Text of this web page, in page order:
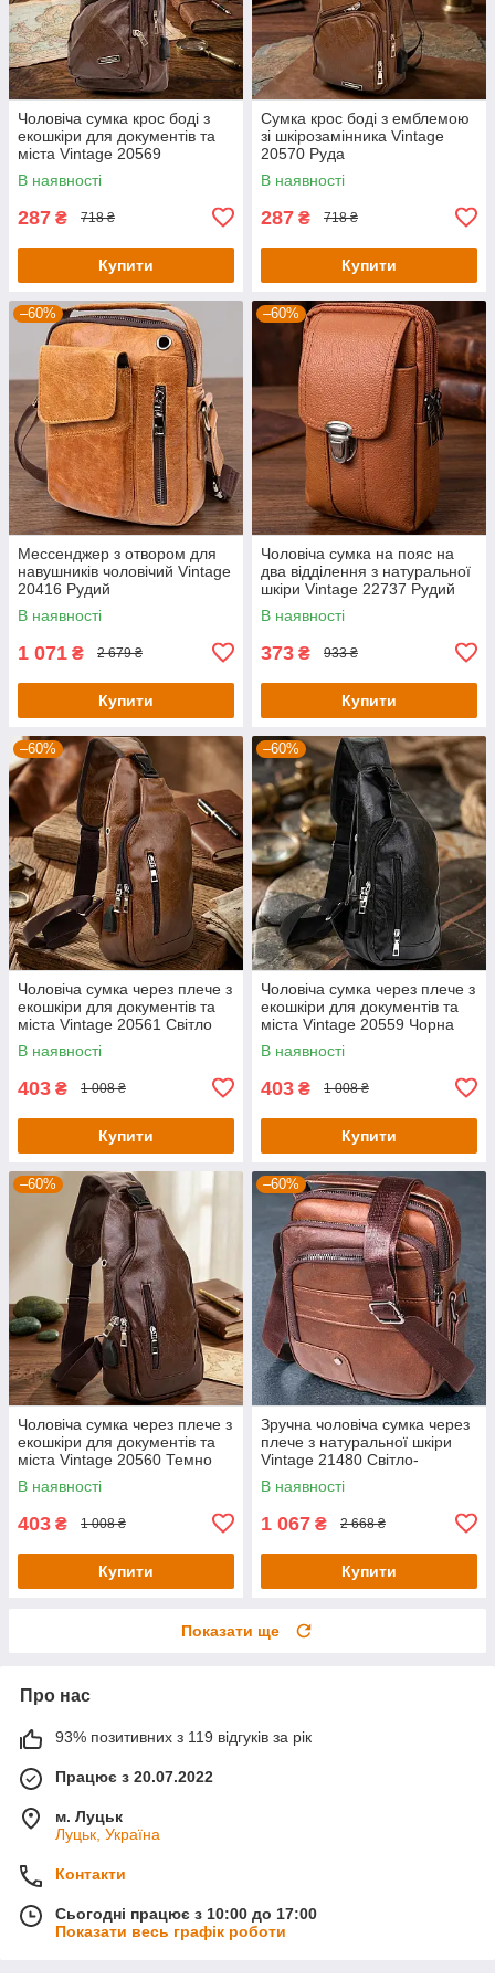
Чоловіча сумка крос боді з
екошкіри для документів та
міста Vintage 20569
Коричнева
В наявності
287 ₴ 718 ₴
Купити
Сумка крос боді з емблемою
зі шкірозамінника Vintage
20570 Руда
В наявності
287 ₴ 718 ₴
Купити
–60%
Мессенджер з отвором для
навушників чоловічий Vintage
20416 Рудий
В наявності
1 071 ₴ 2 679 ₴
Купити
–60%
Чоловіча сумка на пояс на
два відділення з натуральної
шкіри Vintage 22737 Рудий
В наявності
373 ₴ 933 ₴
Купити
–60%
Чоловіча сумка через плече з
екошкіри для документів та
міста Vintage 20561 Світло
Коричнева
В наявності
403 ₴ 1 008 ₴
Купити
–60%
Чоловіча сумка через плече з
екошкіри для документів та
міста Vintage 20559 Чорна
В наявності
403 ₴ 1 008 ₴
Купити
–60%
Чоловіча сумка через плече з
екошкіри для документів та
міста Vintage 20560 Темно
Коричнева
В наявності
403 ₴ 1 008 ₴
Купити
–60%
Зручна чоловіча сумка через
плече з натуральної шкіри
Vintage 21480 Світло-
коричневий
В наявності
1 067 ₴ 2 668 ₴
Купити
Показати ще
Про нас
93% позитивних з 119 відгуків за рік
Працює з 20.07.2022
м. Луцьк
Луцьк, Україна
Контакти
Сьогодні працює з 10:00 до 17:00
Показати весь графік роботи